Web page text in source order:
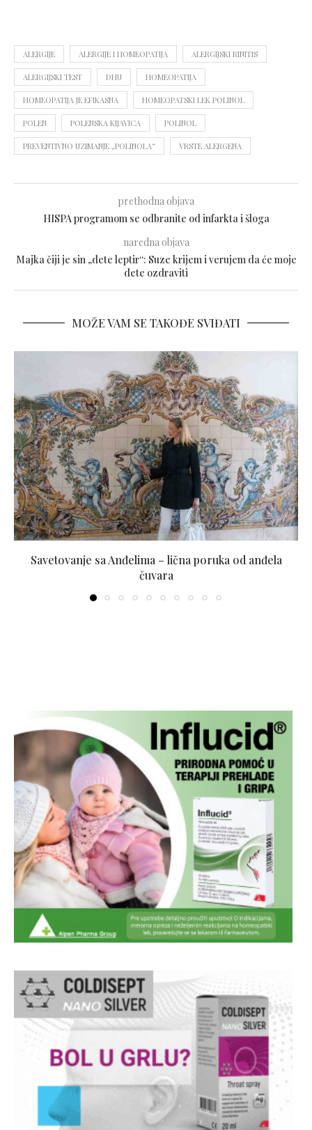
ALERGIJE ALERGIJE I HOMEOPATIJA ALERGIJSKI RINITIS
ALERGIJSKI TEST DHU HOMEOPATIJA
HOMEOPATIJA JE EFIKASNA HOMEOPATSKI LEK POLINOL
POLEN POLENSKA KIJAVICA POLINOL
PREVENTIVNO UZIMANJE „POLINOLA“ VRSTE ALERGENA
prethodna objava
HISPA programom se odbranite od infarkta i šloga
naredna objava
Majka čiji je sin „dete leptir“: Suze krijem i verujem da će moje
dete ozdraviti
MOŽE VAM SE TAKOĐE SVIĐATI
Savetovanje sa Anđelima – lična poruka od anđela
čuvara